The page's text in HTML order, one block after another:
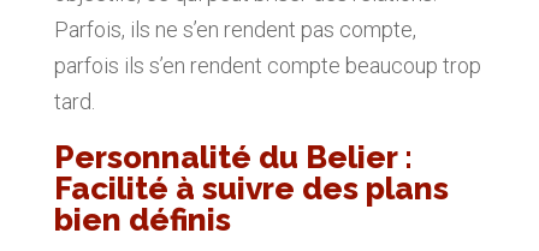
Parfois, ils ne s’en rendent pas compte,
parfois ils s’en rendent compte beaucoup trop
tard.
Personnalité du Belier :
Facilité à suivre des plans
bien définis